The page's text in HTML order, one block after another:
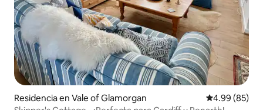
Residencia en Vale of Glamorgan Calificación
4.99 (85)